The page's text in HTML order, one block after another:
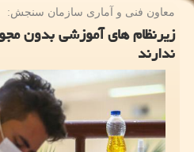
معاون فنی و آماری سازمان سنجش:
زیرنظام های آموزشی بدون
ندارند